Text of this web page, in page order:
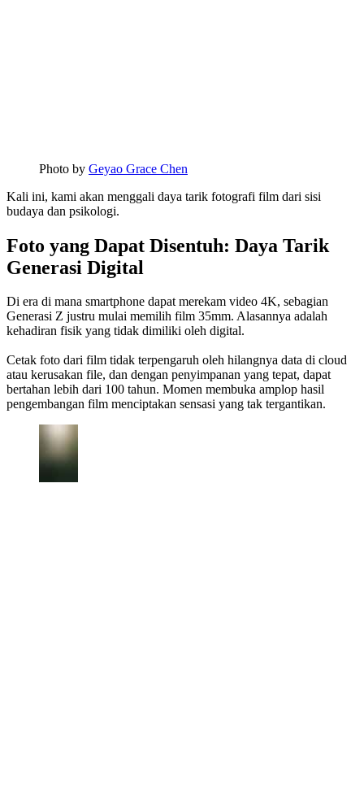
Photo by Geyao Grace Chen
Kali ini, kami akan menggali daya tarik fotografi film dari sisi
budaya dan psikologi.
Foto yang Dapat Disentuh: Daya Tarik
Generasi Digital
Di era di mana smartphone dapat merekam video 4K, sebagian
Generasi Z justru mulai memilih film 35mm. Alasannya adalah
kehadiran fisik yang tidak dimiliki oleh digital.
Cetak foto dari film tidak terpengaruh oleh hilangnya data di cloud
atau kerusakan file, dan dengan penyimpanan yang tepat, dapat
bertahan lebih dari 100 tahun. Momen membuka amplop hasil
pengembangan film menciptakan sensasi yang tak tergantikan.